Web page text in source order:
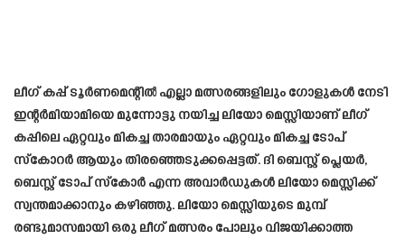
ലീഗ് കപ്പ് ടൂർണമെന്റിൽ എല്ലാ മത്സരങ്ങളിലും ഗോളുകൾ നേടി
ഇന്റർമിയാമിയെ മുന്നോട്ടു നയിച്ച ലിയോ മെസ്സിയാണ് ലീഗ്
കപ്പിലെ ഏറ്റവും മികച്ച താരമായും ഏറ്റവും മികച്ച ടോപ്
സ്കോറർ ആയും തിരഞ്ഞെടുക്കപ്പെട്ടത്. ദി ബെസ്റ്റ് പ്ലെയർ,
ബെസ്റ്റ് ടോപ് സ്കോർ എന്ന അവാർഡുകൾ ലിയോ മെസ്സിക്ക്
സ്വന്തമാക്കാനും കഴിഞ്ഞു. ലിയോ മെസ്സിയുടെ മുമ്പ്
രണ്ടുമാസമായി ഒരു ലീഗ് മത്സരം പോലും വിജയിക്കാത്ത